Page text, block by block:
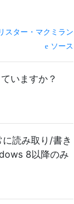
スター・マクミラン
ソース
いますか？
読み取り/書き
8以降のみ